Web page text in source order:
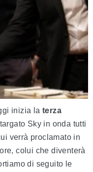
inizia la terza
Sky in onda tutti
verrà proclamato in
colui che diventerà
di seguito le